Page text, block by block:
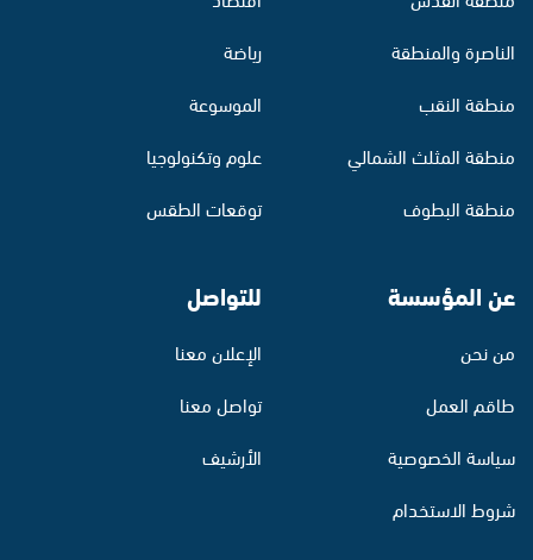
الناصرة والمنطقة
منطقة النقب
منطقة المثلث الشمالي
منطقة البطوف
رياضة
الموسوعة
علوم وتكنولوجيا
توقعات الطقس
عن المؤسسة
من نحن
طاقم العمل
سياسة الخصوصية
شروط الاستخدام
للتواصل
الإعلان معنا
تواصل معنا
الأرشيف